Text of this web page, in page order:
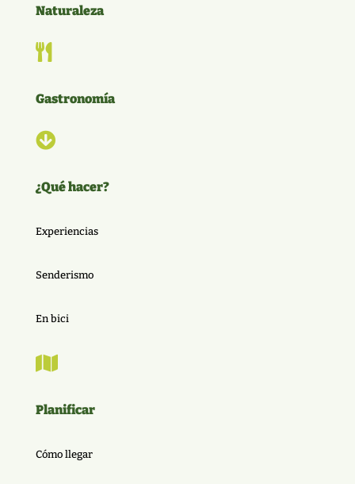
Naturaleza

Gastronomía

¿Qué hacer?
Experiencias
Senderismo
En bici

Planificar
Cómo llegar